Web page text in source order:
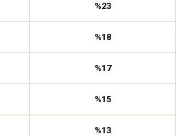
%23
%18
%17
%15
%13